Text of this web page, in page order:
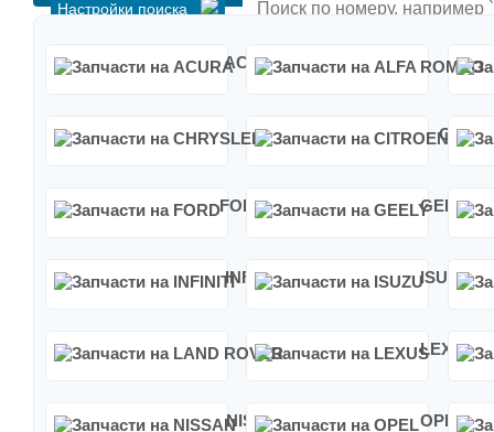
Настройки поиска
ACURA
CHRYSLER
FORD GEELY
INFINITI ISUZU
LAND ROVER LEXUS
NISSAN OPEL